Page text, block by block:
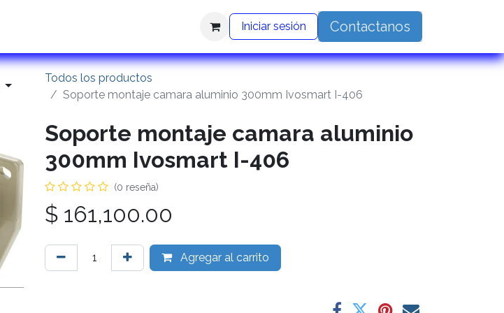
Iniciar sesión Contactanos
Todos los productos
Soporte montaje camara aluminio 300mm Ivosmart I-406
Soporte montaje camara aluminio
300mm Ivosmart I-406
(0 reseña)
$ 161,100.00
Agregar al carrito